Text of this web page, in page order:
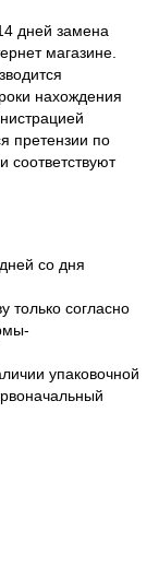
дней замена
магазине.
нахождения
претензии по
соответствуют
со дня
только согласно
упаковочной